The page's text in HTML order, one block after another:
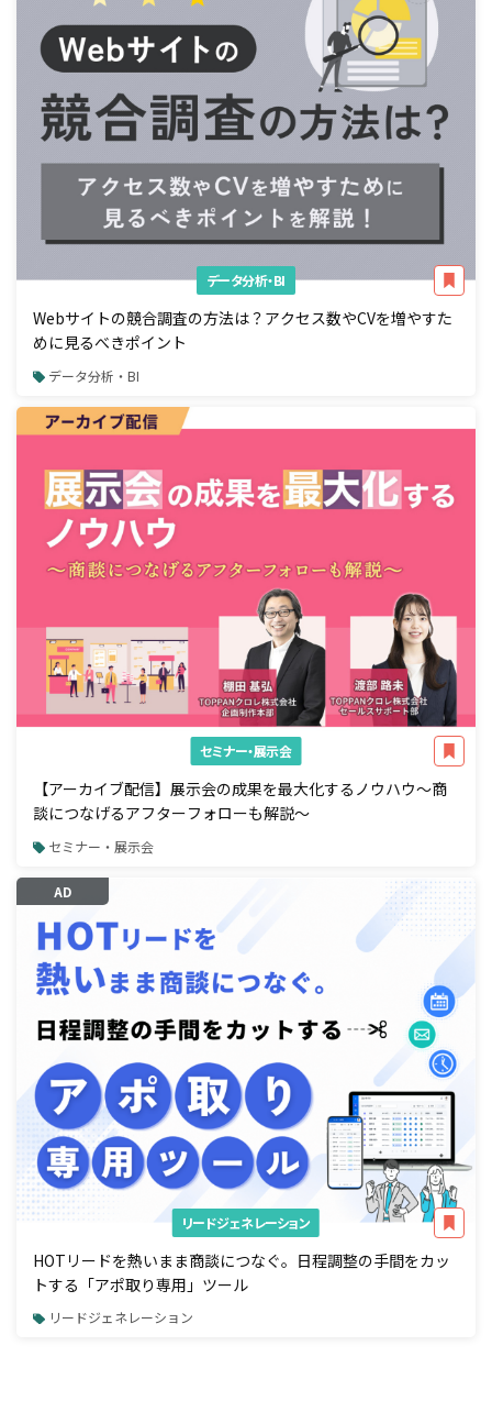
データ分析・BI
Webサイトの競合調査の方法は？アクセス数やCVを増やすた
めに見るべきポイント
データ分析・BI
セミナー・展示会
【アーカイブ配信】展示会の成果を最大化するノウハウ～商
談につなげるアフターフォローも解説～
セミナー・展示会
AD
リードジェネレーション
HOTリードを熱いまま商談につなぐ。日程調整の手間をカッ
トする「アポ取り専用」ツール
リードジェネレーション